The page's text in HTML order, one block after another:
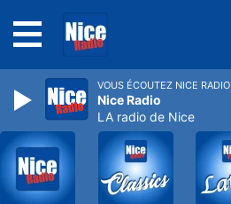
VOUS ÉCOUTEZ NICE RADIO
Nice Radio
LA radio de Nice